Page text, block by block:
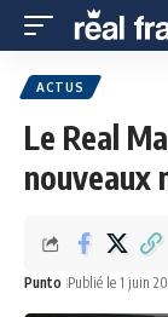
ACTUS
Le Real
nouveaux
Punto Publié le 1 juin